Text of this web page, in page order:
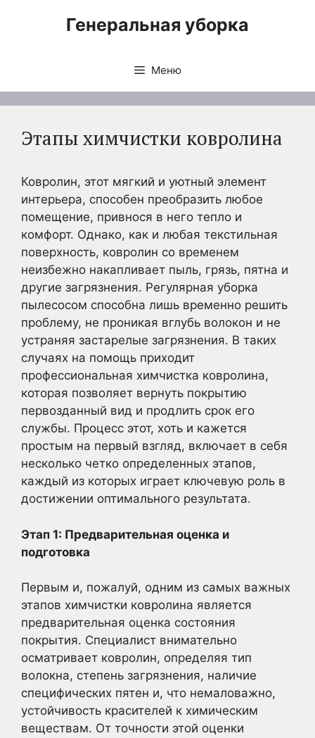
Генеральная уборка
Меню
Этапы химчистки ковролина
Ковролин, этот мягкий и уютный элемент
интерьера, способен преобразить любое
помещение, привнося в него тепло и
комфорт. Однако, как и любая текстильная
поверхность, ковролин со временем
неизбежно накапливает пыль, грязь, пятна и
другие загрязнения. Регулярная уборка
пылесосом способна лишь временно решить
проблему, не проникая вглубь волокон и не
устраняя застарелые загрязнения. В таких
случаях на помощь приходит
профессиональная химчистка ковролина,
которая позволяет вернуть покрытию
первозданный вид и продлить срок его
службы. Процесс этот, хоть и кажется
простым на первый взгляд, включает в себя
несколько четко определенных этапов,
каждый из которых играет ключевую роль в
достижении оптимального результата.
Этап 1: Предварительная оценка и
подготовка
Первым и, пожалуй, одним из самых важных
этапов химчистки ковролина является
предварительная оценка состояния
покрытия. Специалист внимательно
осматривает ковролин, определяя тип
волокна, степень загрязнения, наличие
специфических пятен и, что немаловажно,
устойчивость красителей к химическим
веществам. От точности этой оценки